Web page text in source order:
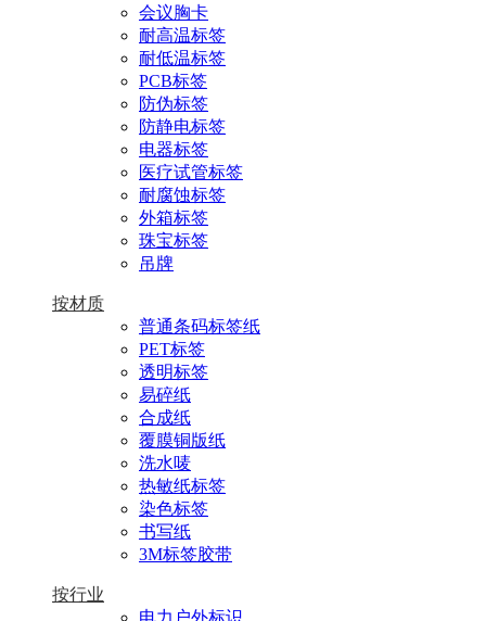
会议胸卡
耐高温标签
耐低温标签
PCB标签
防伪标签
防静电标签
电器标签
医疗试管标签
耐腐蚀标签
外箱标签
珠宝标签
吊牌
按材质
普通条码标签纸
PET标签
透明标签
易碎纸
合成纸
覆膜铜版纸
洗水唛
热敏纸标签
染色标签
书写纸
3M标签胶带
按行业
电力户外标识